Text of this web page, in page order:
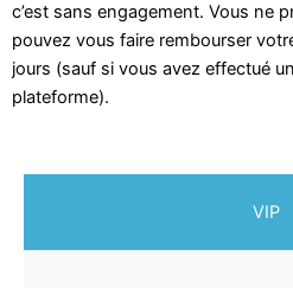
c’est sans engagement. Vous ne
pouvez vous faire rembourser
jours (sauf si vous avez effectué
plateforme).
VIP